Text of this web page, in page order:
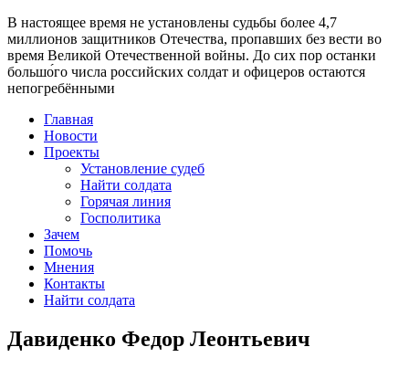
В настоящее время не установлены судьбы более 4,7
миллионов защитников Отечества, пропавших без вести во
время Великой Отечественной войны. До сих пор останки
большо́го числа российских солдат и офицеров остаются
непогребёнными
Главная
Новости
Проекты
Установление судеб
Найти солдата
Горячая линия
Госполитика
Зачем
Помочь
Мнения
Контакты
Найти солдата
Давиденко Федор Леонтьевич